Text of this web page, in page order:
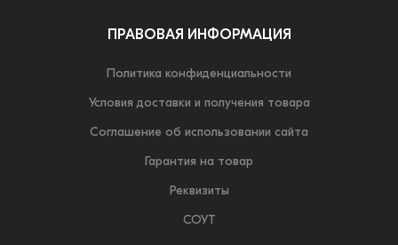
ПРАВОВАЯ ИНФОРМАЦИЯ
Политика конфиденциальности
Условия доставки и получения товара
Соглашение об использовании сайта
Гарантия на товар
Реквизиты
СОУТ